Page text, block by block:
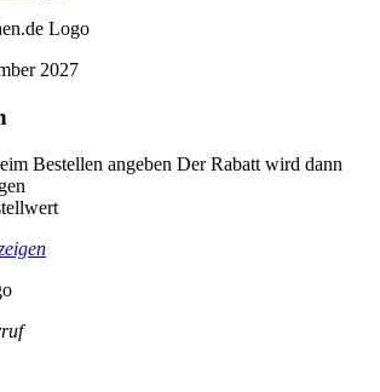
2027
Bestellen angeben Der Rabatt wird dann